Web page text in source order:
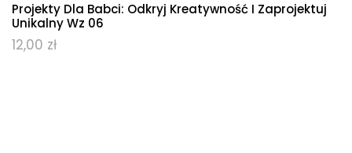
Projekty Dla Babci: Odkryj Kreatywność I Zaprojektuj
Unikalny Wz 06
12,00 zł